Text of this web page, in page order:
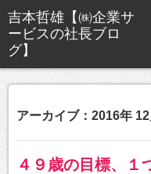
アーカイブ：2016年 12
４９歳の目標、１